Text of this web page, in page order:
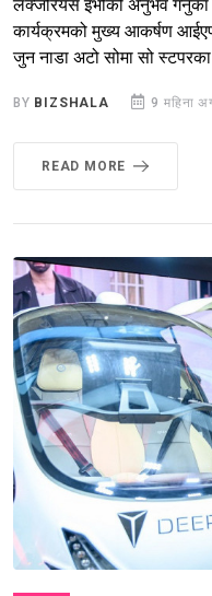
लक्जरियस इभीको अनुभव
कार्यक्रमको मुख्य आकर्षण
जुन नाडा अटो सोमा सो
BY BIZSHALA 9 महिना
READ MORE